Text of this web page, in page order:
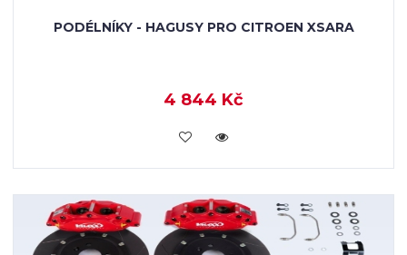
PODÉLNÍKY - HAGUSY PRO CITROEN XSARA
4 844 Kč
KOUPIT